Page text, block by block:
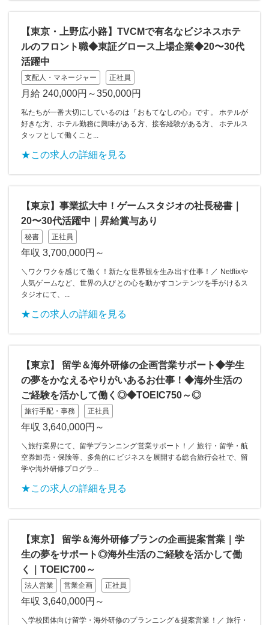
【東京・上野広小路】TVCMで有名なビジネスホテ
ルのフロント職◆東証グロース上場企業◆20〜30代
活躍中
支配人・マネージャー 正社員
月給 240,000円～350,000円
私たちが一番大切にしているのは『おもてなしの心』です。 ホテルが
好きな方、ホテル勤務に興味がある方、接客経験がある方、 ホテルス
タッフとして働くこと...
★この求人の詳細を見る
【東京】事業拡大中！ゲームスタジオの社長秘書｜
20〜30代活躍中｜昇給賞与あり
秘書 正社員
年収 3,700,000円～
＼ワクワクを感じて働く！新たな世界観を生み出す仕事！／ Netflixや
人気ゲームなど、世界の人びとの心を動かすコンテンツを手がけるス
タジオにて、...
★この求人の詳細を見る
【東京】 留学＆海外研修の企画営業サポート◆学生
の夢をかなえるやりがいあるお仕事！◆海外生活の
ご経験を活かして働く◎◆TOEIC750～◎
旅行手配・事務 正社員
年収 3,640,000円～
＼旅行業界にて、留学プランニング営業サポート！／ 旅行・留学・航
空券卸売・保険等、多角的にビジネスを展開する総合旅行会社で、留
学や海外研修プログラ...
★この求人の詳細を見る
【東京】 留学＆海外研修プランの企画提案営業｜学
生の夢をサポート◎海外生活のご経験を活かして働
く｜TOEIC700～
法人営業 営業企画 正社員
年収 3,640,000円～
＼学校団体向け留学・海外研修のプランニング＆提案営業！／ 旅行・